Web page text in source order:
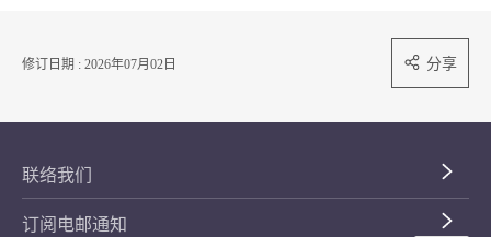
修订日期 : 2026年07月02日 分享
联络我们
订阅电邮通知